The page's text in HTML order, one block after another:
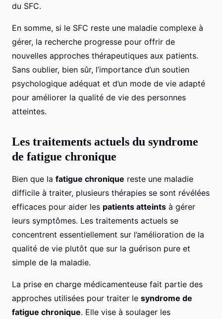
du SFC.
En somme, si le SFC reste une maladie complexe à
gérer, la recherche progresse pour offrir de
nouvelles approches thérapeutiques aux patients.
Sans oublier, bien sûr, l’importance d’un soutien
psychologique adéquat et d’un mode de vie adapté
pour améliorer la qualité de vie des personnes
atteintes.
Les traitements actuels du syndrome
de fatigue chronique
Bien que la fatigue chronique reste une maladie
difficile à traiter, plusieurs thérapies se sont révélées
efficaces pour aider les patients atteints à gérer
leurs symptômes. Les traitements actuels se
concentrent essentiellement sur l’amélioration de la
qualité de vie plutôt que sur la guérison pure et
simple de la maladie.
La prise en charge médicamenteuse fait partie des
approches utilisées pour traiter le syndrome de
fatigue chronique. Elle vise à soulager les